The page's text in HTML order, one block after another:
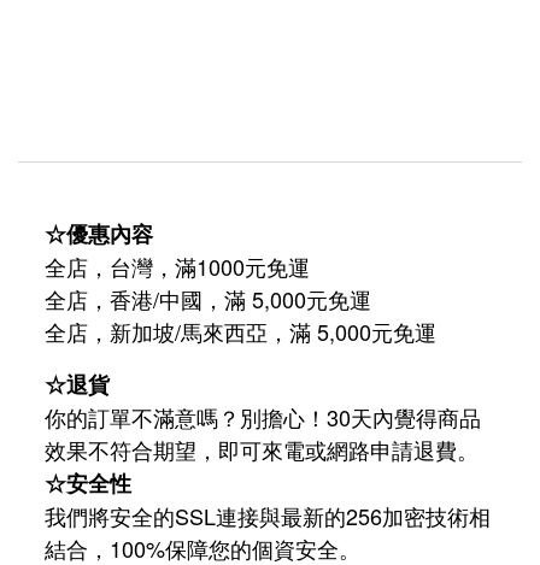
☆優惠內容
全店，台灣，滿1000元免運
全店，香港/中國，滿 5,000元免運
全店，新加坡/馬來西亞，滿 5,000元免運
☆退貨
你的訂單不滿意嗎？別擔心！30天內覺得商品
效果不符合期望，即可來電或網路申請退費。
☆安全性
我們將安全的SSL連接與最新的256加密技術相
結合，100%保障您的個資安全。